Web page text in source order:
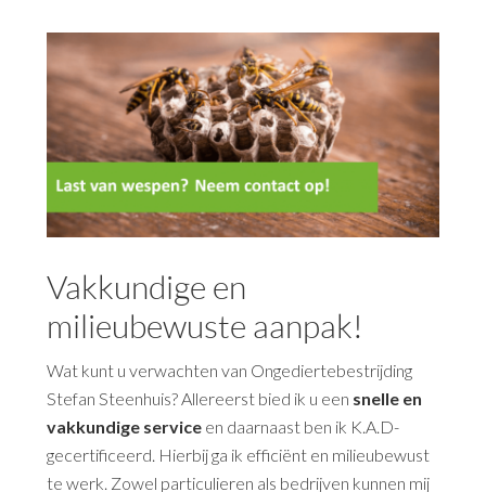
Vakkundige en
milieubewuste aanpak!
Wat kunt u verwachten van Ongediertebestrijding
Stefan Steenhuis? Allereerst bied ik u een snelle en
vakkundige serviceen daarnaast ben ik K.A.D-
gecertificeerd. Hierbij ga ik efficiënt en milieubewust
te werk. Zowel particulieren als bedrijven kunnen mij